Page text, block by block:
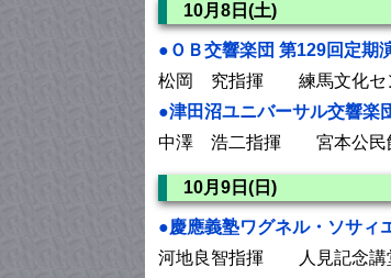
10月8日(土)
●ＯＢ交響楽団 第129回定期
松岡 究指揮 練馬文化セ
●津田沼ユニバーサル交響楽
中澤 浩二指揮 宮本公民
10月9日(日)
●慶應義塾ワグネル・ソサィ
河地良智指揮 人見記念講